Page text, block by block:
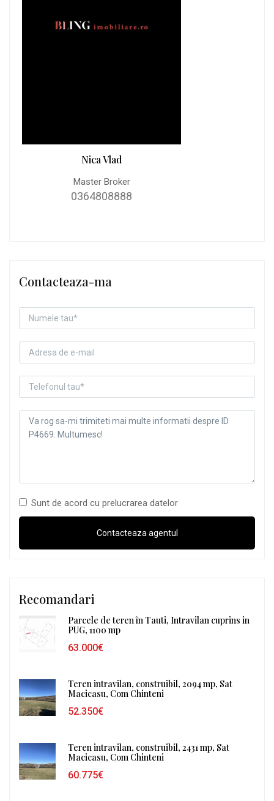
Nica Vlad
Master Broker
0364808888
Contacteaza-ma
Sunt de acord cu prelucrarea datelor
Recomandari
Parcele de teren în Tauti, Intravilan cuprins in
PUG, 1100 mp
63.000€
Teren intravilan, construibil, 2094 mp, Sat
Macicasu, Com Chinteni
52.350€
Teren intravilan, construibil, 2431 mp, Sat
Macicasu, Com Chinteni
60.775€